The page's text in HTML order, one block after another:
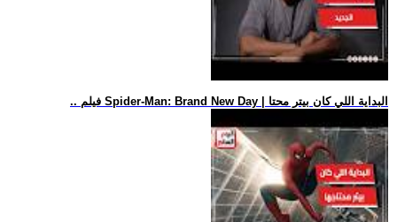
.. فيلم Spider-Man: Brand New Day | البداية اللي كان بيتر محتا